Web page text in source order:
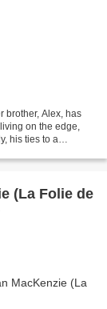
brother, Alex, has
on the edge,
his ties to a
(La Folie de